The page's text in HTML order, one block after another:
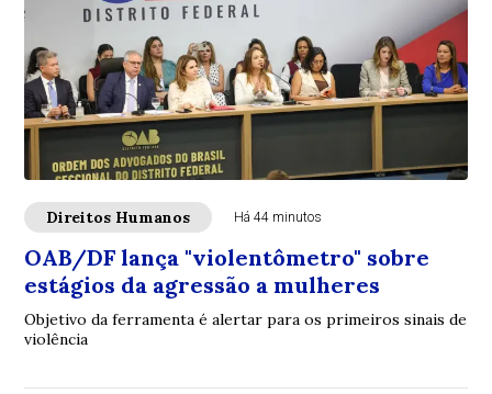
Direitos Humanos Há 44 minutos
OAB/DF lança "violentômetro" sobre
estágios da agressão a mulheres
Objetivo da ferramenta é alertar para os primeiros sinais de
violência